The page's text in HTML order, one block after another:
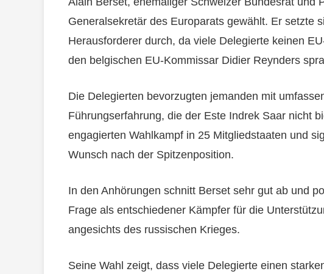
Generalsekretär des Europarats gewählt. Er setzte
Herausforderer durch, da viele Delegierte keinen
den belgischen EU-Kommissar Didier Reynders
Die Delegierten bevorzugten jemanden mit
Führungserfahrung, die der Este Indrek Saar nicht
engagierten Wahlkampf in 25 Mitgliedstaaten und
Wunsch nach der Spitzenposition.
In den Anhörungen schnitt Berset sehr gut ab und
Frage als entschiedener Kämpfer für die
angesichts des russischen Krieges.
Seine Wahl zeigt, dass viele Delegierte einen